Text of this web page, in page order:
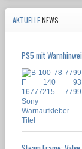
AKTUELLENEWS
PS5 mit